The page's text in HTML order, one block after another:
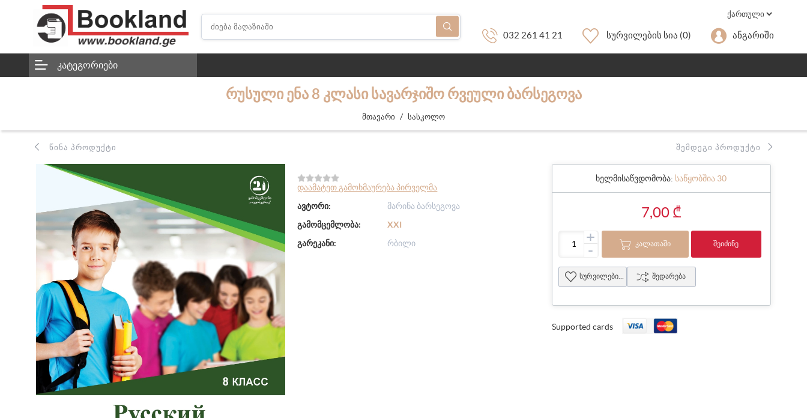
032 261 41 21 Სურვილების Სია (0) Ანგარიში
ᲙᲐᲢᲔᲒᲝᲠᲘᲔᲑᲘ
ᲠᲣᲡᲣᲚᲘ ᲔᲜᲐ 8 ᲙᲚᲐᲡᲘ ᲡᲐᲕᲐᲠᲯᲘᲨᲝ ᲠᲕᲔᲣᲚᲘ ᲑᲐᲠᲡᲔᲒᲝᲕᲐ
მთავარი / სასკოლო
ᲬᲘᲜᲐ ᲞᲠᲝᲓᲣᲥᲢᲘ ᲨᲔᲛᲓᲔᲒᲘ ᲞᲠᲝᲓᲣᲥᲢᲘ
დაამატეთ გამოხმაურება პირველმა
ავტორი:
მარინა ბარსეგოვა
გამომცემლობა:
XXI
გარეკანი:
რბილი
ხელმისაწვდომობა: საწყობშია 30
7,00 ₾
+
- ᲙᲐᲚᲐᲗᲐᲨᲘ ᲨᲔᲘᲫᲘᲜᲔ
სურვილების სია შედარება
Supported cards